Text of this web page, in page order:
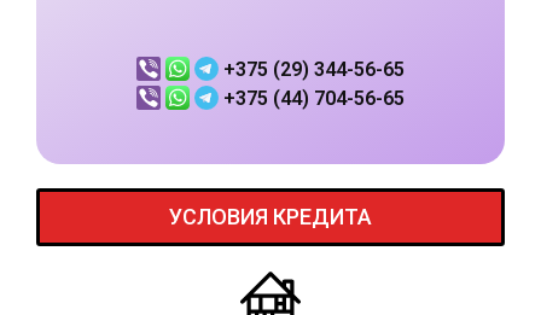
+375 (29) 344-56-65
+375 (44) 704-56-65
УСЛОВИЯ КРЕДИТА